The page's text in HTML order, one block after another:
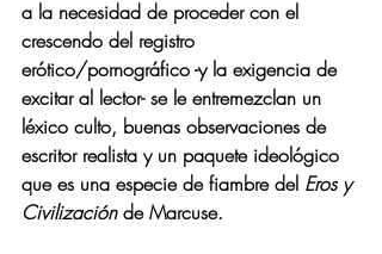
a la necesidad de proceder con el
crescendo del registro
erótico/pornográfico -y la exigencia de
excitar al lector- se le entremezclan un
léxico culto, buenas observaciones de
escritor realista y un paquete ideológico
que es una especie de fiambre del Eros y
Civilización de Marcuse.